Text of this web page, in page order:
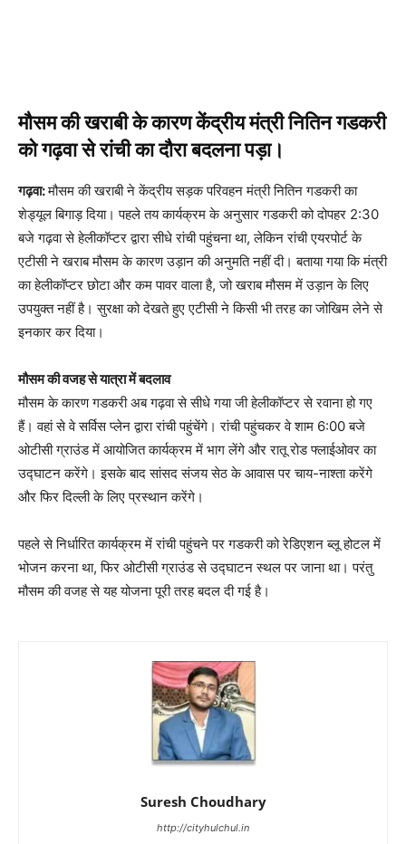
मौसम की खराबी के कारण केंद्रीय मंत्री नितिन गडकरी
को गढ़वा से रांची का दौरा बदलना पड़ा।
गढ़वा:मौसम की खराबी ने केंद्रीय सड़क परिवहन मंत्री नितिन गडकरी का
शेड्यूल बिगाड़ दिया। पहले तय कार्यक्रम के अनुसार गडकरी को दोपहर 2:30
बजे गढ़वा से हेलीकॉप्टर द्वारा सीधे रांची पहुंचना था, लेकिन रांची एयरपोर्ट के
एटीसी ने खराब मौसम के कारण उड़ान की अनुमति नहीं दी। बताया गया कि मंत्री
का हेलीकॉप्टर छोटा और कम पावर वाला है, जो खराब मौसम में उड़ान के लिए
उपयुक्त नहीं है। सुरक्षा को देखते हुए एटीसी ने किसी भी तरह का जोखिम लेने से
इनकार कर दिया।
मौसम की वजह से यात्रा में बदलाव
मौसम के कारण गडकरी अब गढ़वा से सीधे गया जी हेलीकॉप्टर से रवाना हो गए
हैं। वहां से वे सर्विस प्लेन द्वारा रांची पहुंचेंगे। रांची पहुंचकर वे शाम 6:00 बजे
ओटीसी ग्राउंड में आयोजित कार्यक्रम में भाग लेंगे और रातू रोड फ्लाईओवर का
उद्घाटन करेंगे। इसके बाद सांसद संजय सेठ के आवास पर चाय-नाश्ता करेंगे
और फिर दिल्ली के लिए प्रस्थान करेंगे।
पहले से निर्धारित कार्यक्रम में रांची पहुंचने पर गडकरी को रेडिएशन ब्लू होटल में
भोजन करना था, फिर ओटीसी ग्राउंड से उद्घाटन स्थल पर जाना था। परंतु
मौसम की वजह से यह योजना पूरी तरह बदल दी गई है।
Suresh Choudhary
http://cityhulchul.in